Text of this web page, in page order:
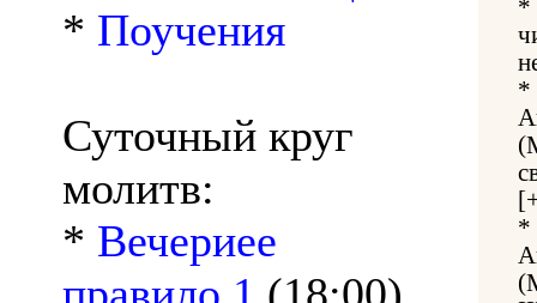
* Поучения
Суточный круг
молитв:
* Вечериее
*
*
*